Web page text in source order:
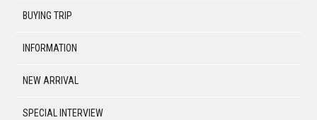
BUYING TRIP
INFORMATION
NEW ARRIVAL
SPECIAL INTERVIEW